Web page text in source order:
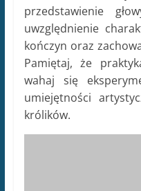
umiejętności
królików.